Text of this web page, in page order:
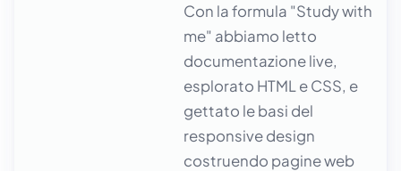
Con la formula "Study with
me" abbiamo letto
documentazione live,
esplorato HTML e CSS, e
gettato le basi del
responsive design
costruendo pagine web